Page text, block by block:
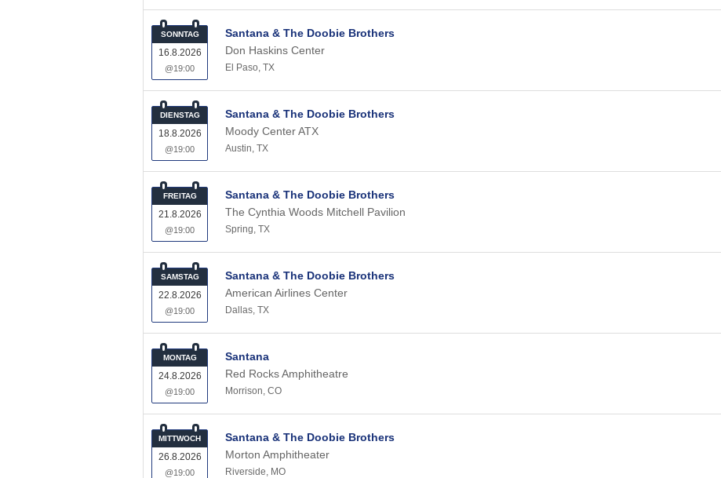
Santana & The Doobie Brothers
Don Haskins Center
El Paso, TX
SONNTAG
16.8.2026
@19:00
Santana & The Doobie Brothers
Moody Center ATX
Austin, TX
DIENSTAG
18.8.2026
@19:00
Santana & The Doobie Brothers
The Cynthia Woods Mitchell Pavilion
Spring, TX
FREITAG
21.8.2026
@19:00
Santana & The Doobie Brothers
American Airlines Center
Dallas, TX
SAMSTAG
22.8.2026
@19:00
Santana
Red Rocks Amphitheatre
Morrison, CO
MONTAG
24.8.2026
@19:00
Santana & The Doobie Brothers
Morton Amphitheater
Riverside, MO
MITTWOCH
26.8.2026
@19:00